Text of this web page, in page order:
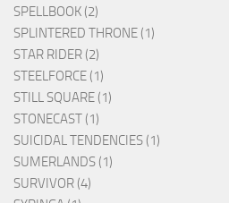
SPELLBOOK (2)
SPLINTERED THRONE (1)
STAR RIDER (2)
STEELFORCE (1)
STILL SQUARE (1)
STONECAST (1)
SUICIDAL TENDENCIES (1)
SUMERLANDS (1)
SURVIVOR (4)